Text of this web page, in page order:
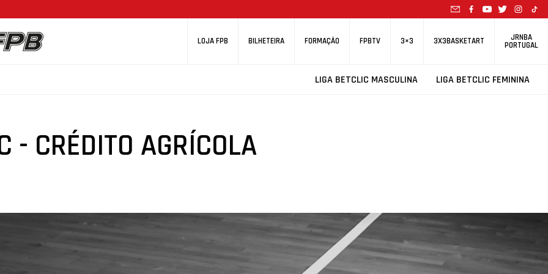
LOJA FPB BILHETEIRA FORMAÇÃO FPBTV 3×3 3X3BASKETART JRNBA
PORTUGAL
LIGA BETCLIC MASCULINA LIGA BETCLIC FEMININA
- CRÉDITO AGRÍCOLA